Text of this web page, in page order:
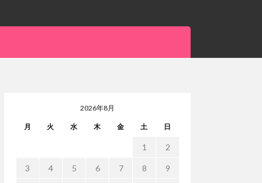
2026年8月
月 火 水 木 金 土 日
1 2
3 4 5 6 7 8 9